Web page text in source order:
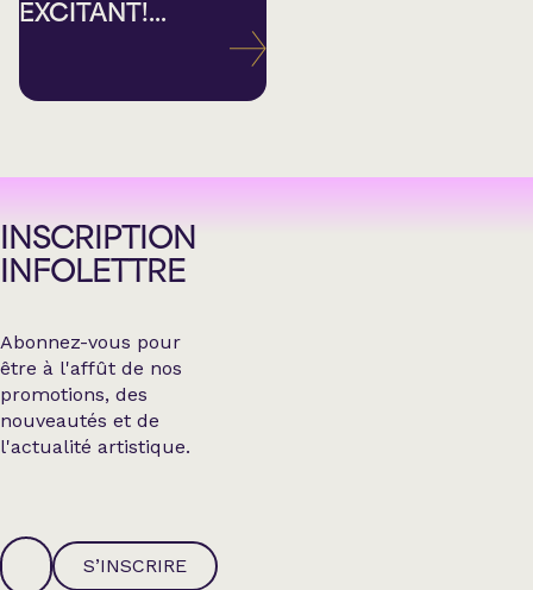
EXCITANT!...
INSCRIPTION
INFOLETTRE
Abonnez-vous pour
être à l'affût de nos
promotions, des
nouveautés et de
l'actualité artistique.
S’INSCRIRE